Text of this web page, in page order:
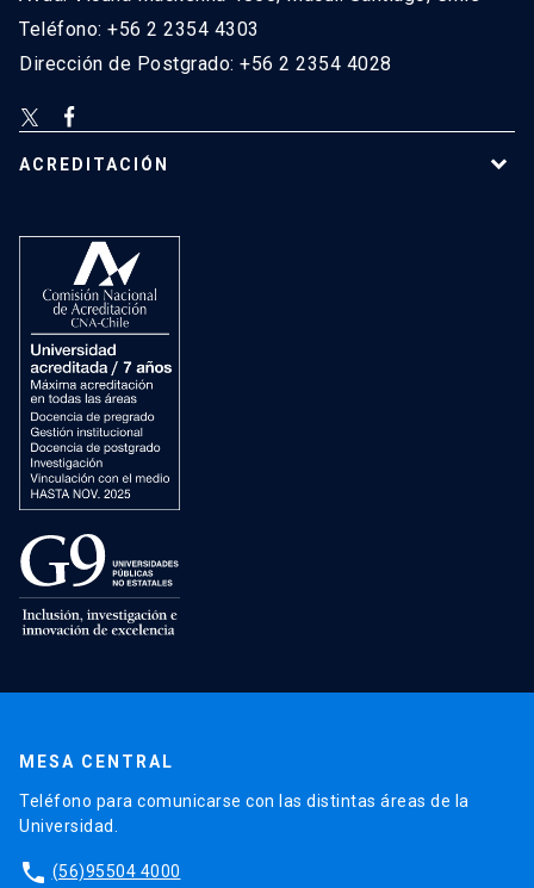
Teléfono: +56 2 2354 4303
Dirección de Postgrado: +56 2 2354 4028
ACREDITACIÓN
MESA CENTRAL
Teléfono para comunicarse con las distintas áreas de la
Universidad.
phone (56)95504 4000